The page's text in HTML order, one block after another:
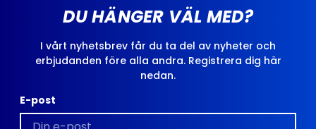
DU HÄNGER VÄL MED?
I vårt nyhetsbrev får du ta del av nyheter och
erbjudanden före alla andra. Registrera dig här
nedan.
E-post